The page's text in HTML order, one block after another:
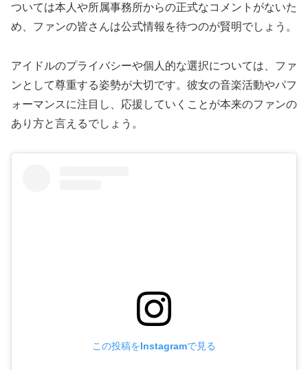
ついては本人や所属事務所からの正式なコメントがないた
め、ファンの皆さんは公式情報を待つのが賢明でしょう。
アイドルのプライバシーや個人的な選択については、ファ
ンとして尊重する姿勢が大切です。彼女の音楽活動やパフ
ォーマンスに注目し、応援していくことが本来のファンの
あり方と言えるでしょう。
この投稿をInstagramで見る